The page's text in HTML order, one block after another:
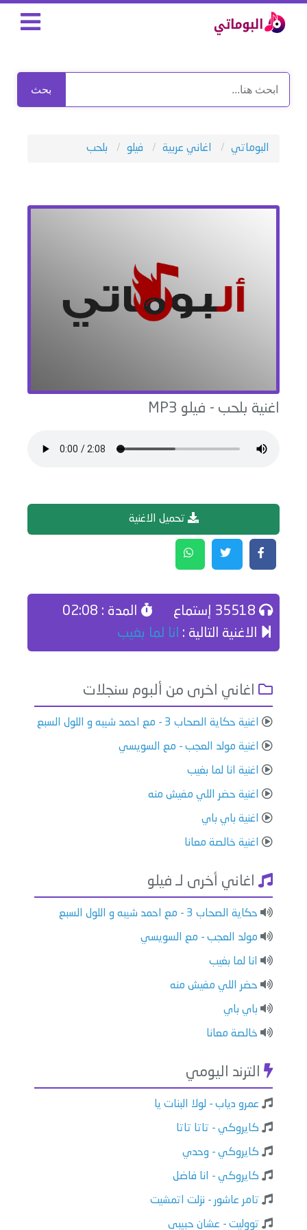
بحث
البوماتي اغاني عربية فيلو بلحب
اغنية بلحب - فيلو
تحميل الاغنية
المدة : 02:08
الاغنية التالية : انا لما بغيب
اغاني اخرى من ألبوم سنجلات
اغنية حكاية الصحاب 3 - مع احمد شيبه و اللول السبع
اغنية مولد العجب - مع السويسي
اغنية انا لما بغيب
اغنية حضر اللي مفيش منه
اغنية باي باي
اغنية خالصة معانا
اغاني أخرى لـ فيلو
حكاية الصحاب 3 - مع احمد شيبه و اللول السبع
مولد العجب - مع السويسي
انا لما بغيب
حضر اللي مفيش منه
باي باي
خالصة معانا
الترند اليومي
عمرو دياب - لولا البنات يا
كايروكي - تاتا تاتا
كايروكي - وحدي
كايروكي - انا فاضل
تامر عاشور - نزلت اتمشيت
تووليت - عشان حبيبي